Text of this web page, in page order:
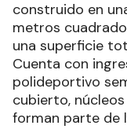
construido en
metros
una superficie
Cuenta con
polideportivo
cubierto,
forman parte de